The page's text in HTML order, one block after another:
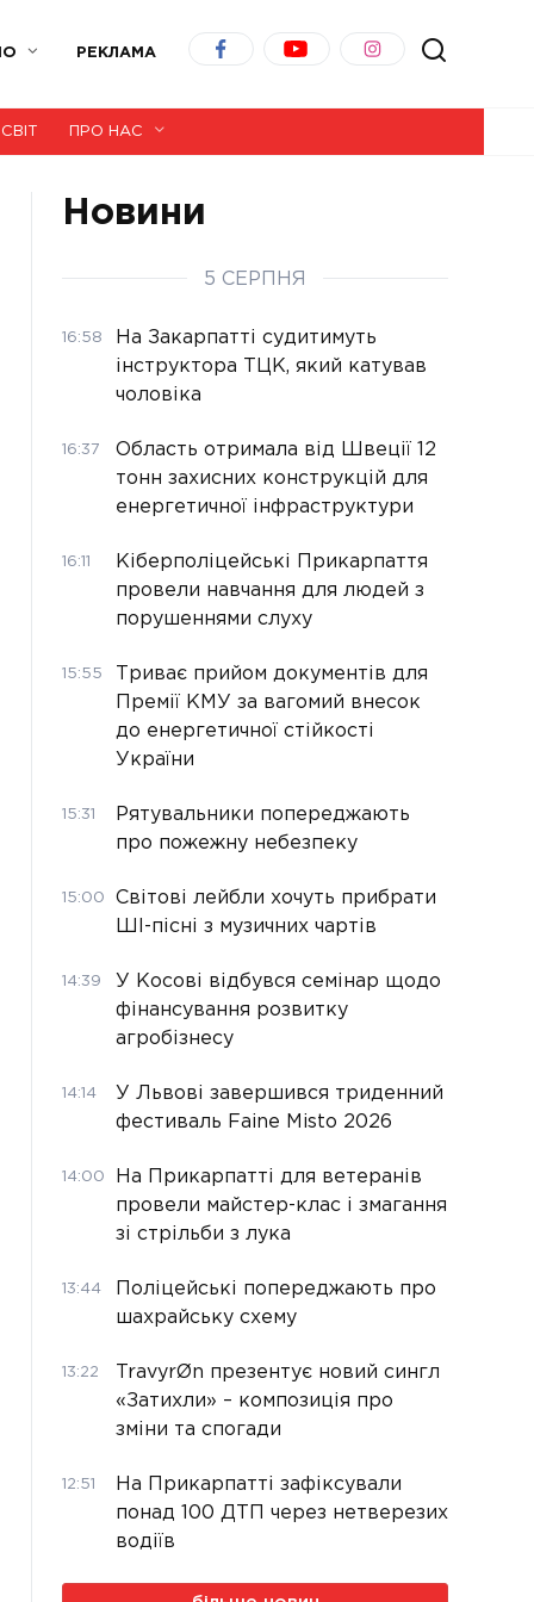
РЕКЛАМА
СВІТ ПРО НАС
Новини
5 СЕРПНЯ
16:58
На Закарпатті судитимуть
інструктора ТЦК, який катував
чоловіка
16:37
Область отримала від Швеції 12
тонн захисних конструкцій для
енергетичної інфраструктури
16:11
Кіберполіцейські Прикарпаття
провели навчання для людей з
порушеннями слуху
15:55
Триває прийом документів для
Премії КМУ за вагомий внесок
до енергетичної стійкості
України
15:31
Рятувальники попереджають
про пожежну небезпеку
15:00
Світові лейбли хочуть прибрати
ШІ-пісні з музичних чартів
14:39
У Косові відбувся семінар щодо
фінансування розвитку
агробізнесу
14:14
У Львові завершився триденний
фестиваль Faine Misto 2026
14:00
На Прикарпатті для ветеранів
провели майстер-клас і змагання
зі стрільби з лука
13:44
Поліцейські попереджають про
шахрайську схему
13:22
TravyrØn презентує новий сингл
«Затихли» – композиція про
зміни та спогади
12:51
На Прикарпатті зафіксували
понад 100 ДТП через нетверезих
водіїв